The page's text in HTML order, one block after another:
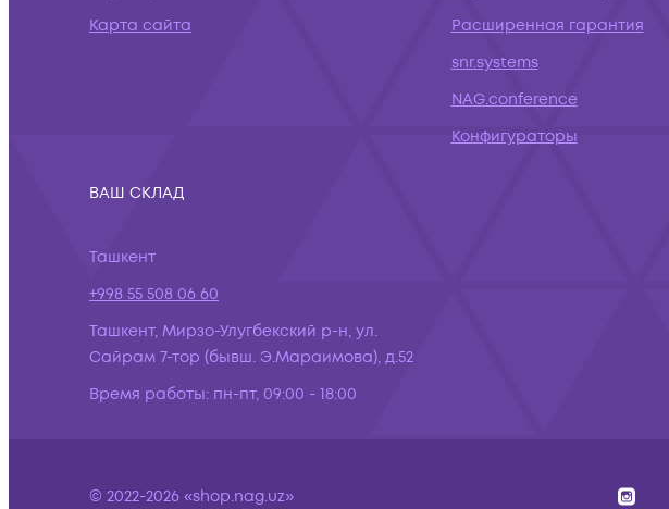
Карта сайта
Расширенная гарантия
snr.systems
NAG.conference
Конфигураторы
ВАШ СКЛАД
Ташкент
+998 55 508 06 60
Ташкент, Мирзо-Улугбекский р-н, ул.
Сайрам 7-тор (бывш. Э.Мараимова), д.52
Время работы: пн-пт, 09:00 - 18:00
© 2022-2026 «shop.nag.uz»